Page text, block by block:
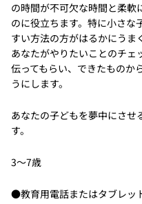
の時間が不可欠な時間と柔軟
のに役立ちます。特に小さな
すい方法の方がはるかにうま
あなたがやりたいことのチ
伝ってもらい、できたものか
うにします。
あなたの子どもを夢中にさせ
す。
3〜7歳
●教育用電話またはタブレッ